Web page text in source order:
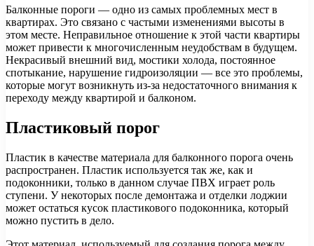
Балконные пороги — одно из самых проблемных мест в
квартирах. Это связано с частыми изменениями высоты в
этом месте. Неправильное отношение к этой части квартиры
может привести к многочисленным неудобствам в будущем.
Некрасивый внешний вид, мостики холода, постоянное
спотыкание, нарушение гидроизоляции — все это проблемы,
которые могут возникнуть из-за недостаточного внимания к
переходу между квартирой и балконом.
Пластиковый порог
Пластик в качестве материала для балконного порога очень
распространен. Пластик используется так же, как и
подоконники, только в данном случае ПВХ играет роль
ступени. У некоторых после демонтажа и отделки лоджии
может остаться кусок пластикового подоконника, который
можно пустить в дело.